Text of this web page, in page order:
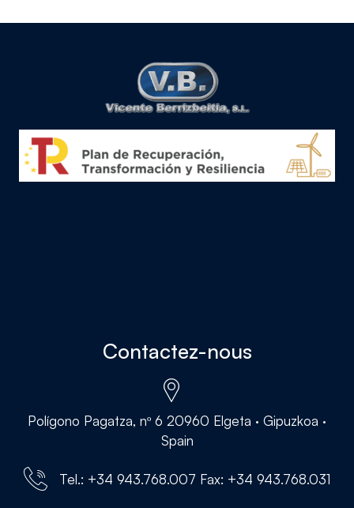
Contactez-nous
Polígono Pagatza, nº 6 20960 Elgeta · Gipuzkoa ·
Spain
Tel.: +34 943.768.007 Fax: +34 943.768.031